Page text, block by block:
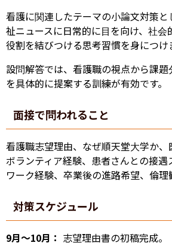
看護に関連したテーマの小論文対策と
祉ニュースに日常的に目を向け、社会
役割を結びつける思考習慣を身につけ
設問解答では、看護職の視点から課
を具体的に提案する訓練が有効です。
面接で問われること
看護職志望理由、なぜ順天堂大学か、
ボランティア経験、患者さんとの接遇
ワーク経験、卒業後の進路希望、倫理
対策スケジュール
9月〜10月： 志望理由書の初稿完成。